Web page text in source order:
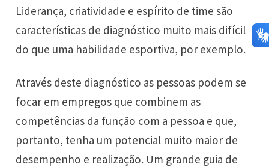
Liderança, criatividade e espírito de time são
características de diagnóstico muito mais difícil
do que uma habilidade esportiva, por exemplo.
Através deste diagnóstico as pessoas podem se
focar em empregos que combinem as
competências da função com a pessoa e que,
portanto, tenha um potencial muito maior de
desempenho e realização. Um grande guia de